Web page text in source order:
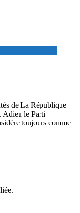
de La République
Adieu le Parti
toujours comme